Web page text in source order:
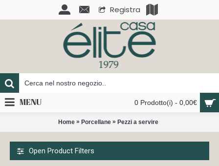
Registra
0 Prodotto(i) - 0,00€
MENU
Home » Porcellane » Pezzi a servire
Open Product Filters